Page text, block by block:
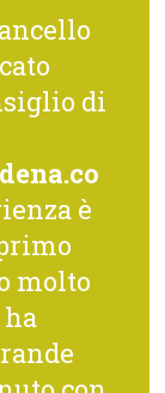
di
è
molto